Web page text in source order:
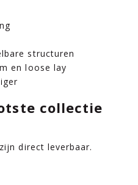
structuren
en loose lay
collectie
direct leverbaar.